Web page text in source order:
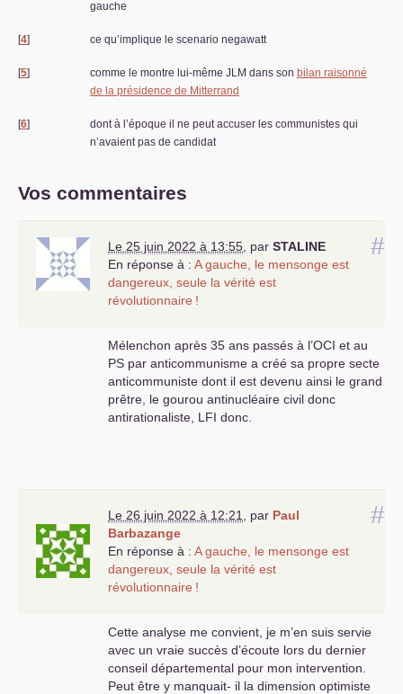
gauche
[4] ce qu’implique le scenario negawatt
[5] comme le montre lui-même JLM dans son bilan raisonné
de la présidence de Mitterrand
[6]
dont à l’époque il ne peut accuser les communistes qui
n’avaient pas de candidat
Vos commentaires
#
Le 25 juin 2022 à 13:55 par STALINE
En réponse à : A gauche, le mensonge est
dangereux, seule la vérité est
révolutionnaire !
Mélenchon après 35 ans passés à l’OCI et au
PS par anticommunisme a créé sa propre secte
anticommuniste dont il est devenu ainsi le grand
prêtre, le gourou antinucléaire civil donc
antirationaliste, LFI donc.
#
Le 26 juin 2022 à 12:21 par Paul
Barbazange
En réponse à : A gauche, le mensonge est
dangereux, seule la vérité est
révolutionnaire !
Cette analyse me convient, je m’en suis servie
avec un vraie succès d’écoute lors du dernier
conseil départemental pour mon intervention.
Peut être y manquait- il la dimension optimiste